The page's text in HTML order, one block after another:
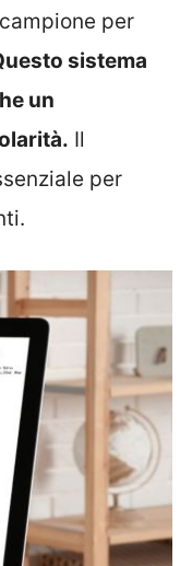
per
sistema
un
Il
per